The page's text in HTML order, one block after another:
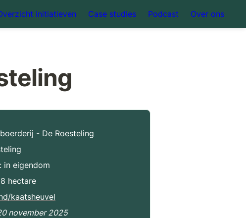
initiatieven Case studies Podcast Over ons
- De Roesteling
: in eigendom
hectare
kaatsheuvel
november 2025